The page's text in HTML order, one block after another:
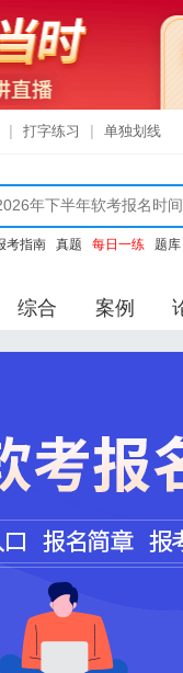
打字练习 单独划线
考指南 真题 每日一练 题库
综合 案例